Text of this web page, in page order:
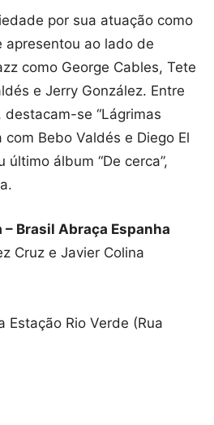
por sua atuação como
apresentou ao lado de
como George Cables, Tete
e Jerry González. Entre
se “Lágrimas
com Bebo Valdés e Diego El
último álbum “De cerca”,
– Brasil Abraça Espanha
Cruz e Javier Colina
Estação Rio Verde (Rua